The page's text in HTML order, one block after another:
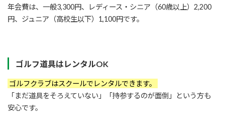
年会費は、一般3,300円、レディース・シニア（60歳以上）2,200
円、ジュニア（高校生以下）1,100円です。
ゴルフ道具はレンタルOK
ゴルフクラブはスクールでレンタルできます。
「まだ道具をそろえていない」「持参するのが面倒」という方も
安心です。